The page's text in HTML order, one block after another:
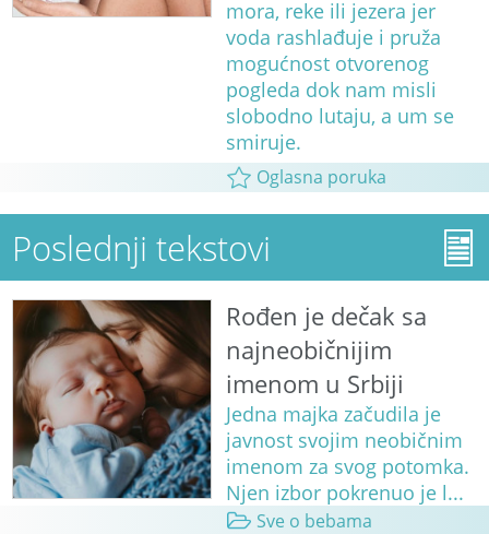
mora, reke ili jezera jer
voda rashlađuje i pruža
mogućnost otvorenog
pogleda dok nam misli
slobodno lutaju, a um se
smiruje.
Oglasna poruka
Poslednji tekstovi
Rođen je dečak sa
najneobičnijim
imenom u Srbiji
Jedna majka začudila je
javnost svojim neobičnim
imenom za svog potomka.
Njen izbor pokrenuo je l...
Sve o bebama